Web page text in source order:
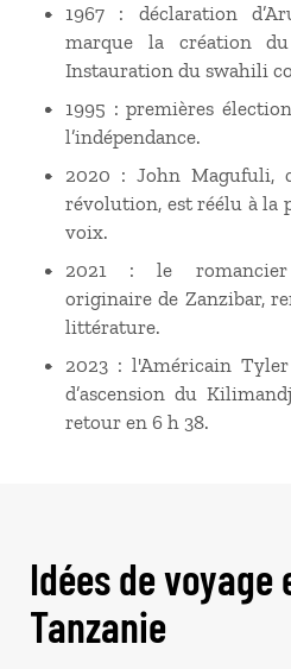
1967 : déclaration
marque la création du
Instauration du swahili
1995 : premières
l’indépendance.
2020 : John Magufuli,
révolution, est réélu à la
voix.
2021 : le romancier
originaire de Zanzibar,
littérature.
2023 : l'Américain
d’ascension du
retour en 6 h 38.
Idées de voyage
Tanzanie